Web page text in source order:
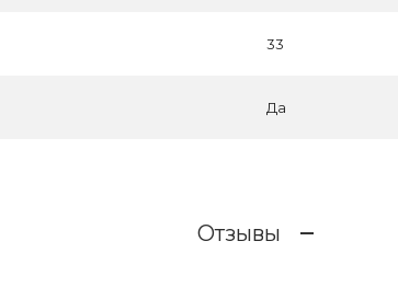
33
Да
Отзывы